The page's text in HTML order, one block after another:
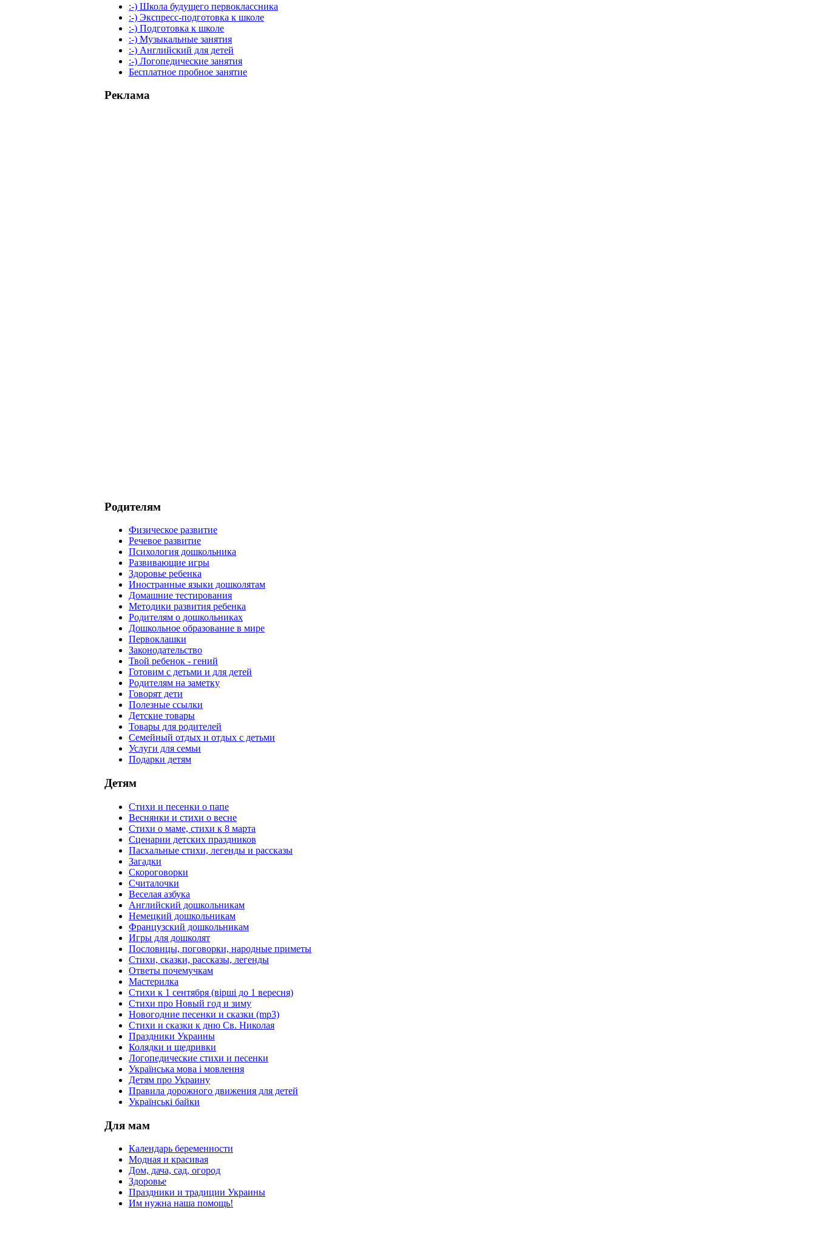
:-) Школа будущего первоклассника
:-) Экспресс-подготовка к школе
:-) Подготовка к школе
:-) Музыкальные занятия
:-) Английский для детей
:-) Логопедические занятия
Бесплатное пробное занятие
Реклама
Родителям
Физическое развитие
Речевое развитие
Психология дошкольника
Развивающие игры
Здоровье ребенка
Иностранные языки дошколятам
Домашние тестирования
Методики развития ребенка
Родителям о дошкольниках
Дошкольное образование в мире
Первоклашки
Законодательство
Твой ребенок - гений
Готовим с детьми и для детей
Родителям на заметку
Говорят дети
Полезные ссылки
Детские товары
Товары для родителей
Семейный отдых и отдых с детьми
Услуги для семьи
Подарки детям
Детям
Стихи и песенки о папе
Веснянки и стихи о весне
Стихи о маме, стихи к 8 марта
Сценарии детских праздников
Пасхальные стихи, легенды и рассказы
Загадки
Скороговорки
Считалочки
Веселая азбука
Английский дошкольникам
Немецкий дошкольникам
Французский дошкольникам
Игры для дошколят
Пословицы, поговорки, народные приметы
Стихи, сказки, рассказы, легенды
Ответы почемучкам
Мастерилка
Стихи к 1 сентября (вірші до 1 вересня)
Стихи про Новый год и зиму
Новогодние песенки и сказки (mp3)
Стихи и сказки к дню Св. Николая
Праздники Украины
Колядки и щедривки
Логопедические стихи и песенки
Українська мова і мовлення
Детям про Украину
Правила дорожного движения для детей
Українські байки
Для мам
Календарь беременности
Модная и красивая
Дом, дача, сад, огород
Здоровье
Праздники и традиции Украины
Им нужна наша помощь!